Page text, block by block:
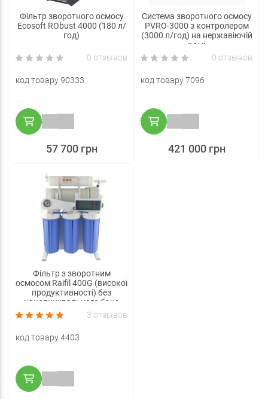
Фільтр зворотного осмосу
Ecosoft RObust 4000 (180 л/
год)
0 отзывов
код товару 90333
57 700 грн
Система зворотного осмосу
PVRO-3000 з контролером
(3000 л/год) на нержавіючій
рамі
0 отзывов
код товару 7096
421 000 грн
Фільтр з зворотним
осмосом Raifil 400G (високої
продуктивності) без
накопичувального бака
3 отзывов
код товару 4403